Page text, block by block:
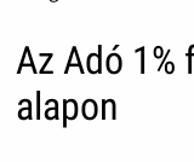
Az Adó
alapon